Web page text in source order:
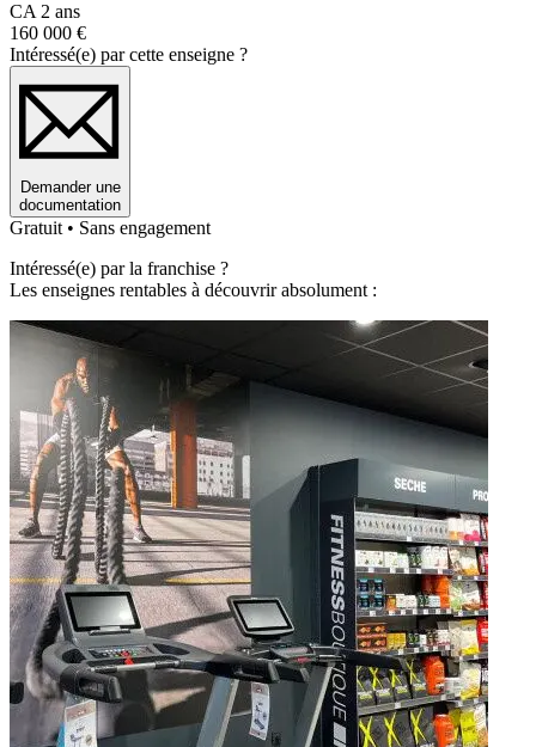
CA 2 ans
160 000 €
Intéressé(e) par cette enseigne ?
Demander une
documentation
Gratuit • Sans engagement
Intéressé(e) par la franchise ?
Les enseignes rentables à découvrir absolument :